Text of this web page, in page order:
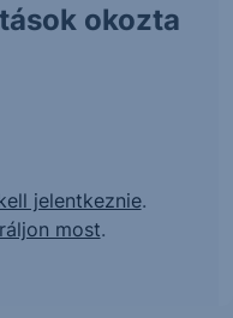
okozta
jelentkeznie.
most.